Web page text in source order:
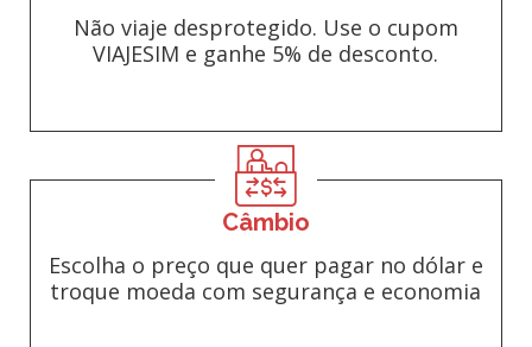
Não viaje desprotegido. Use o cupom
VIAJESIM e ganhe 5% de desconto.
Câmbio
Escolha o preço que quer pagar no dólar e
troque moeda com segurança e economia